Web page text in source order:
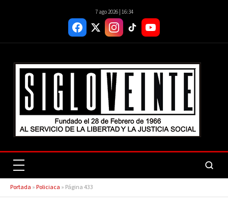
7 ago 2026 | 16:34
Portada »Policiaca » Página 433